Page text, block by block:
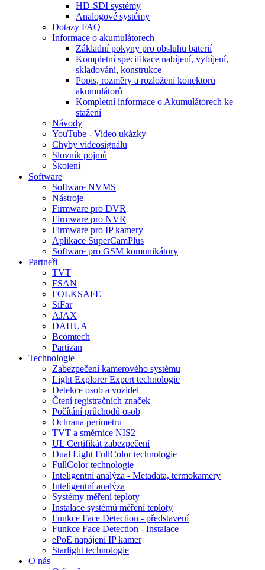
HD-SDI systémy
Analogové systémy
Dotazy FAQ
Informace o akumulátorech
Základní pokyny pro obsluhu baterií
Kompletní specifikace nabíjení, vybíjení,
skladování, konstrukce
Popis, rozměry a rozložení konektorů
akumulátorů
Kompletní informace o Akumulátorech ke
stažení
Návody
YouTube - Video ukázky
Chyby videosignálu
Slovník pojmů
Školení
Software
Software NVMS
Nástroje
Firmware pro DVR
Firmware pro NVR
Firmware pro IP kamery
Aplikace SuperCamPlus
Software pro GSM komunikátory
Partneři
TVT
FSAN
FOLKSAFE
SiFar
AJAX
DAHUA
Bcomtech
Partizan
Technologie
Zabezpečení kamerového systému
Light Explorer Expert technologie
Detekce osob a vozidel
Čtení registračních značek
Počítání průchodů osob
Ochrana perimetru
TVT a směrnice NIS2
UL Certifikát zabezpečení
Dual Light FullColor technologie
FullColor technologie
Inteligentní analýza - Metadata, termokamery
Inteligentní analýza
Systémy měření teploty
Instalace systémů měření teploty
Funkce Face Detection - představení
Funkce Face Detection - Instalace
ePoE napájení IP kamer
Starlight technologie
O nás